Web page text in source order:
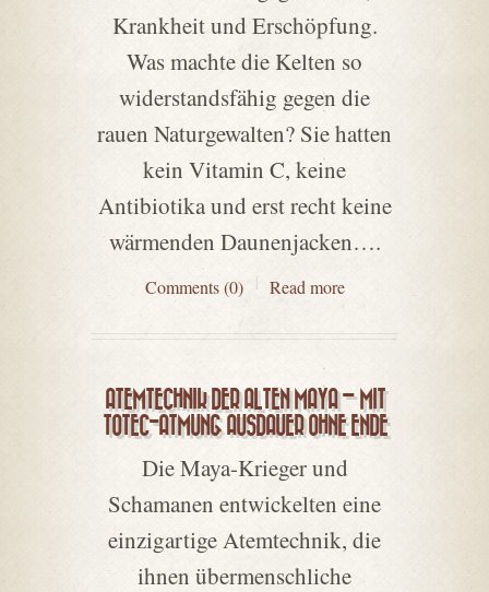
Krankheit und Erschöpfung.
Was machte die Kelten so
widerstandsfähig gegen die
rauen Naturgewalten? Sie hatten
kein Vitamin C, keine
Antibiotika und erst recht keine
wärmenden Daunenjacken….
Comments (0) Read more
ATEMTECHNIK DER ALTEN MAYA – MIT
TOTEC-ATMUNG AUSDAUER OHNE ENDE
Die Maya-Krieger und
Schamanen entwickelten eine
einzigartige Atemtechnik, die
ihnen übermenschliche